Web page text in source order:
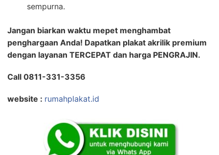
sempurna.
Jangan biarkan waktu mepet menghambat
penghargaan Anda! Dapatkan plakat akrilik premium
dengan layanan TERCEPAT dan harga PENGRAJIN.
Call 0811-331-3356
website : rumahplakat.id